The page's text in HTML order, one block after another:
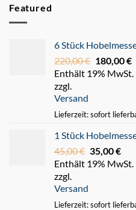
Featured
6 Stück
220,00€
Preis
180,00€
Enthält 19% MwSt.
zzgl.
Versand
Lieferzeit: sofort
1 Stück
45,00€
Preis
35,00€
Preis
Enthält 19% MwSt.
zzgl.
Versand
Lieferzeit: sofort